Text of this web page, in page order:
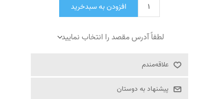
افزودن به سبدخرید
لطفاً آدرس مقصد را انتخاب نمایید
علاقه‌مندم
پیشنهاد به دوستان